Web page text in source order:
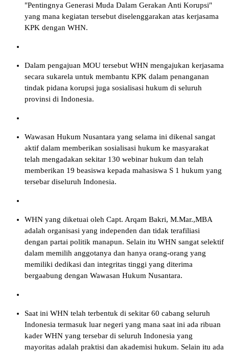
"Pentingnya Generasi Muda Dalam Gerakan Anti Korupsi"
yang mana kegiatan tersebut diselenggarakan atas kerjasama
KPK dengan WHN.
Dalam pengajuan MOU tersebut WHN mengajukan kerjasama
secara sukarela untuk membantu KPK dalam penanganan
tindak pidana korupsi juga sosialisasi hukum di seluruh
provinsi di Indonesia.
Wawasan Hukum Nusantara yang selama ini dikenal sangat
aktif dalam memberikan sosialisasi hukum ke masyarakat
telah mengadakan sekitar 130 webinar hukum dan telah
memberikan 19 beasiswa kepada mahasiswa S 1 hukum yang
tersebar diseluruh Indonesia.
WHN yang diketuai oleh Capt. Arqam Bakri, M.Mar.,MBA
adalah organisasi yang independen dan tidak terafiliasi
dengan partai politik manapun. Selain itu WHN sangat selektif
dalam memilih anggotanya dan hanya orang-orang yang
memiliki dedikasi dan integritas tinggi yang diterima
bergaabung dengan Wawasan Hukum Nusantara.
Saat ini WHN telah terbentuk di sekitar 60 cabang seluruh
Indonesia termasuk luar negeri yang mana saat ini ada ribuan
kader WHN yang tersebar di seluruh Indonesia yang
mayoritas adalah praktisi dan akademisi hukum. Selain itu ada